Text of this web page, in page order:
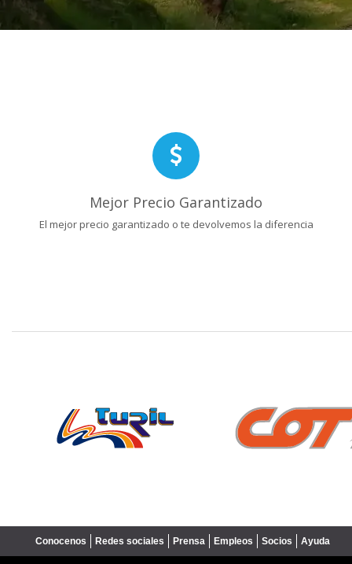
Mejor Precio Garantizado
El mejor precio garantizado o te devolvemos la diferencia
Conocenos Redes sociales Prensa Empleos Socios Ayuda